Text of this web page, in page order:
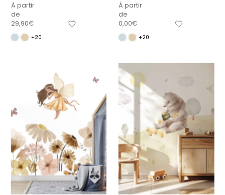
À partir
de
29,90€
+20
À partir
de
0,00€
+20